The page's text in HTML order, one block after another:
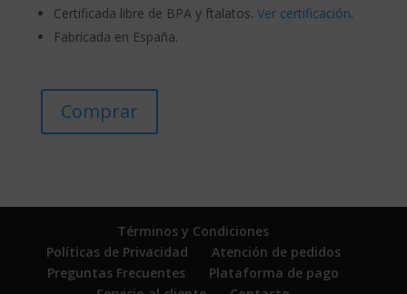
Certificada libre de BPA y ftalatos. Ver certificación.
Fabricada en España.
Comprar
Términos y Condiciones
Políticas de Privacidad
Atención de pedidos
Preguntas Frecuentes
Plataforma de pago